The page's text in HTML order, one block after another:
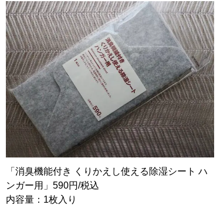
「消臭機能付き くりかえし使える除湿シート ハ
ンガー用」590円/税込
内容量：1枚入り